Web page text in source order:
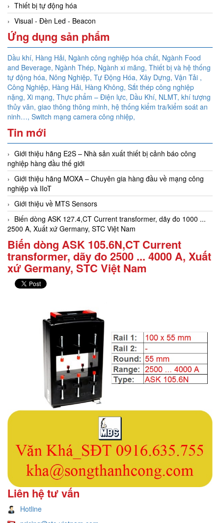
Thiết bị tự động hóa
Visual - Đèn Led - Beacon
Ứng dụng sản phẩm
Dầu khí, Hàng Hải, Ngành công nghiệp hóa chất, Ngành Food
and Beverage, Ngành Thép, Ngành xi măng, Thiết bị và hệ thống
tự động hóa, Nông Nghiệp, Tự Động Hóa, Xây Dựng, Vận Tải ,
Công Nghiệp, Hàng Hải, Hàng Không, Sắt thép công nghiệp
nặng, Xi mạng, Thực phẩm – Điện lực, Dầu Khí, NLMT, khí tượng
thủy văn, giao thông thông minh, hệ thống kiểm tra/kiểm soát an
ninh…, Switch mạng camera công nhiệp,
Tin mới
Giới thiệu hãng E2S – Nhà sản xuất thiết bị cảnh báo công
nghiệp hàng đầu thế giới
Giới thiệu hãng MOXA – Chuyên gia hàng đầu về mạng công
nghiệp và IIoT
Giới thiệu về MTS Sensors
Biến dòng ASK 127.4,CT Current transformer, dãy đo 1000 ...
2500 A, Xuất xứ Germany, STC Việt Nam
Biến dòng ASK 105.6N,CT Current
transformer, dãy đo 2500 ... 4000 A, Xuất
xứ Germany, STC Việt Nam
Liên hệ tư vấn
Hotline